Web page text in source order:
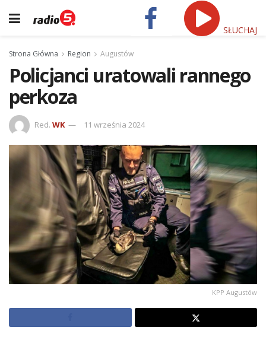
SŁUCHAJ
Strona Główna Region Augustów
Policjanci uratowali rannego
perkoza
Red. WK 11 września 2024
KPP Augustów